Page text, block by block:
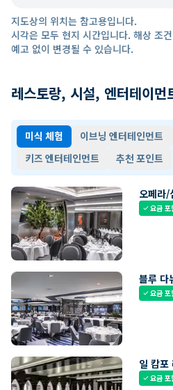
지도상의 위치는 참고용입니다.
시각은 모두 현지 시간입니다. 해상 조
예고 없이 변경될 수 있습니다.
레스토랑, 시설, 엔터테이먼
미식 체험 이브닝 엔터테인먼트
키즈 엔터테인먼트
추천 포인트
오페라/
check요금 포
블루 다
check요금 포
일 캄포
check요금 포